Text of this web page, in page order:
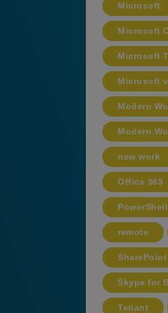
Microsoft
Microsoft
Microsoft
Microsoft
Modern
Modern
new work
Office 365
PowerShell
remote
SharePoint
Skype for
Tenant